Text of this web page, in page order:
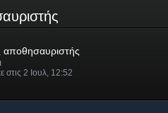
αποθησαυριστής
στις 2 Ιουλ, 12:52